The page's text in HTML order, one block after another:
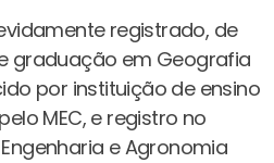
registrado, de
graduação em Geografia
por instituição de ensino
MEC, e registro no
e Agronomia